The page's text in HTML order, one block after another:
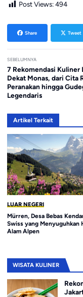
Post Views: 494
Share Tweet
SEBELUMNYA
7 Rekomendasi Kuliner
Dekat Monas, dari Cita
Peranakan hingga
Legendaris
Artikel Terkait
LUAR NEGERI
Mürren, Desa Bebas
Swiss yang Menyuguhkan
Alam Alpen
WISATA KULINER